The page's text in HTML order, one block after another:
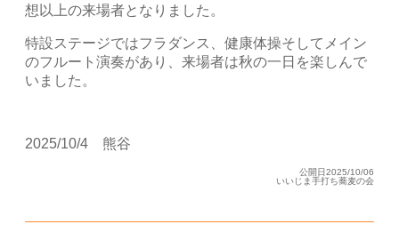
想以上の来場者となりました。
特設ステージではフラダンス、健康体操そしてメイン
のフルート演奏があり、来場者は秋の一日を楽しんで
いました。
2025/10/4 熊谷
公開日2025/10/06
いいじま手打ち蕎麦の会